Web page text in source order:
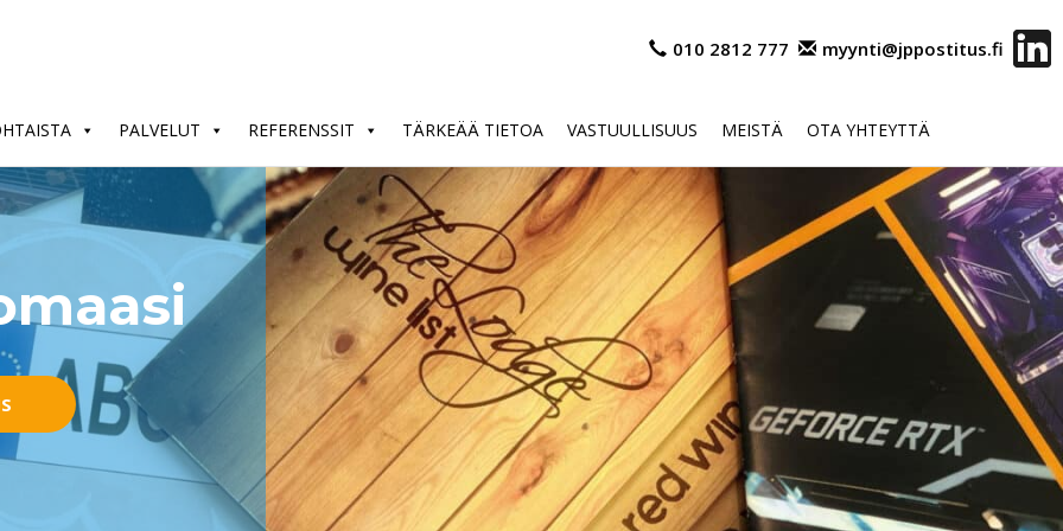
010 2812 777 myynti@jppostitus.fi
PALVELUT REFERENSSIT TÄRKEÄÄ TIETOA VASTUULLISUUS MEISTÄ OTA YHTEYTTÄ